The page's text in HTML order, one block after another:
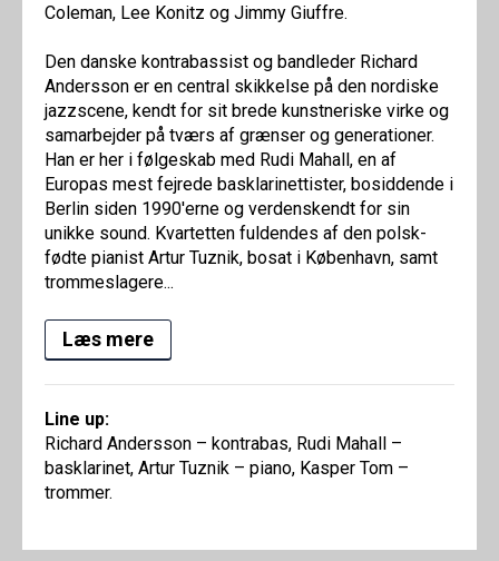
Coleman, Lee Konitz og Jimmy Giuffre.
Den danske kontrabassist og bandleder Richard
Andersson er en central skikkelse på den nordiske
jazzscene, kendt for sit brede kunstneriske virke og
samarbejder på tværs af grænser og generationer.
Han er her i følgeskab med Rudi Mahall, en af
Europas mest fejrede basklarinettister, bosiddende i
Berlin siden 1990'erne og verdenskendt for sin
unikke sound. Kvartetten fuldendes af den polsk-
fødte pianist Artur Tuznik, bosat i København, samt
trommeslagere...
Læs mere
Line up:
Richard Andersson – kontrabas, Rudi Mahall –
basklarinet, Artur Tuznik – piano, Kasper Tom –
trommer.